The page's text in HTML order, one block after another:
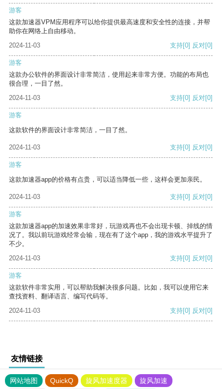
游客
这款加速器VPM应用程序可以给你提供最高速度和安全性的连接，并帮
助你在网络上自由移动。
2024-11-03
支持[0] 反对[0]
游客
这款办公软件的界面设计非常简洁，使用起来非常方便。功能的布局也
很合理，一目了然。
2024-11-03
支持[0] 反对[0]
游客
这款软件的界面设计非常简洁，一目了然。
2024-11-03 支持[0] 反对[0]
游客
这款加速器app的价格有点贵，可以适当降低一些，这样会更加亲民。
2024-11-03 支持[0] 反对[0]
游客
这款加速器app的加速效果非常好，玩游戏再也不会出现卡顿、掉线的情
况了。我以前玩游戏经常会输，现在有了这个app，我的游戏水平提升了
不少。
2024-11-03
支持[0] 反对[0]
游客
这款软件非常实用，可以帮助我解决很多问题。比如，我可以使用它来
查找资料、翻译语言、编写代码等。
2024-11-03
支持[0] 反对[0]
友情链接
网站地图 QuickQ 旋风加速度器
旋风加速